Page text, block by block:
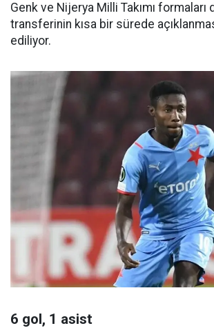
Genk ve Nijerya Milli Takımı formaları
transferinin kısa bir sürede
ediliyor.
6 gol, 1 asist